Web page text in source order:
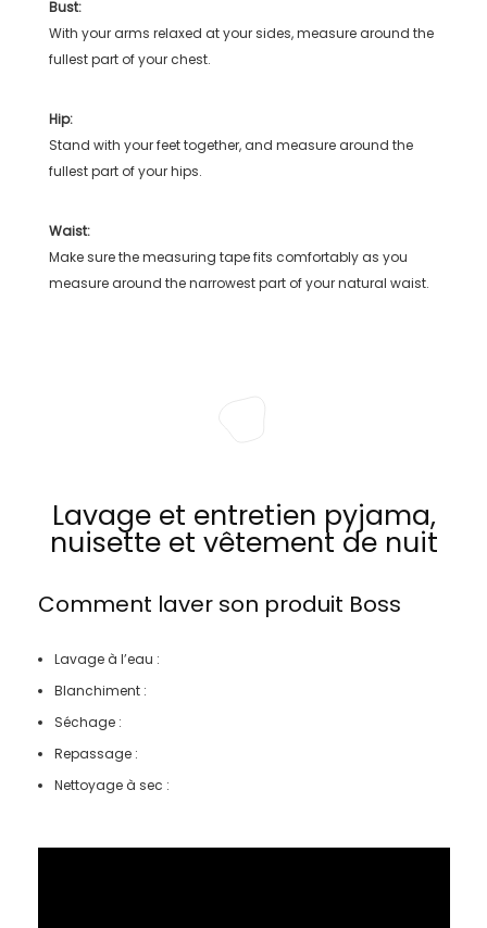
Bust:
With your arms relaxed at your sides, measure around the
fullest part of your chest.
Hip:
Stand with your feet together, and measure around the
fullest part of your hips.
Waist:
Make sure the measuring tape fits comfortably as you
measure around the narrowest part of your natural waist.
Lavage et entretien pyjama,
nuisette et vêtement de nuit
Comment laver son produit Boss
Lavage à l’eau :
Blanchiment :
Séchage :
Repassage :
Nettoyage à sec :